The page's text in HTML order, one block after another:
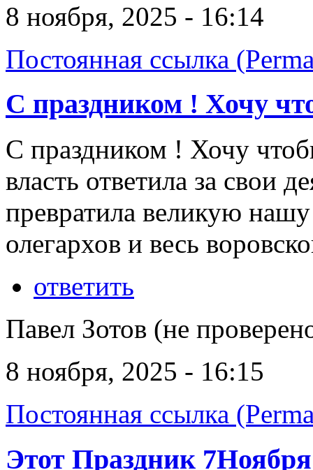
8 ноября, 2025 - 16:14
Постоянная ссылка
С праздником ! Хочу
С праздником ! Хочу
власть ответила за свои
превратила великую
олегархов и весь
ответить
Павел Зотов (не
8 ноября, 2025 - 16:15
Постоянная ссылка
Этот Праздник